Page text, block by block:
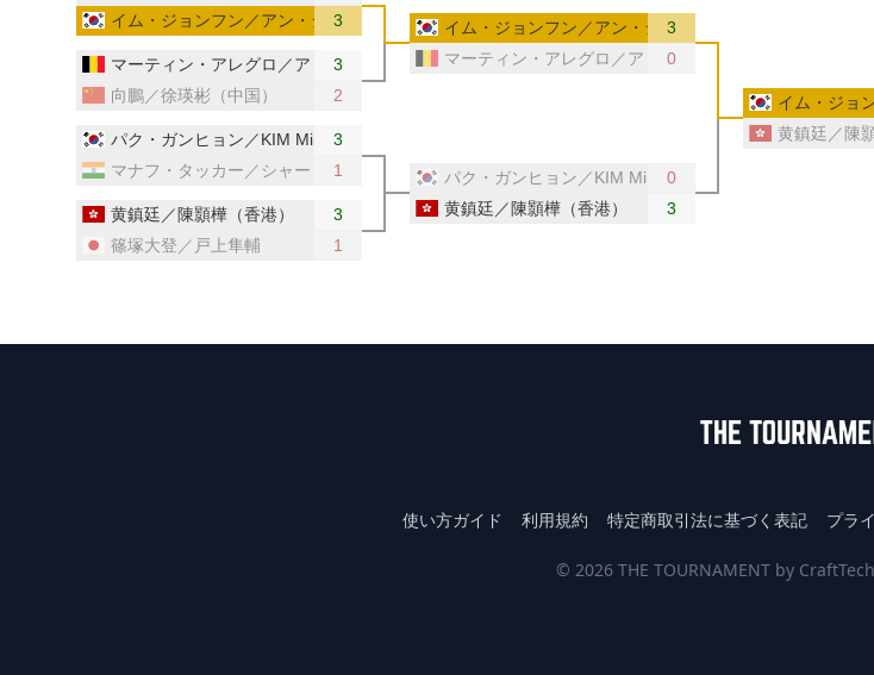
イム・ジョンフン／アン・ジェヒョン（韓国）
3
マーティン・アレグロ／アドリアン・ラッサンフォス（ベルギー）
3
向鵬／徐瑛彬（中国）
2
パク・ガンヒョン／KIM Minhyeok（韓国）
3
マナフ・タッカー／シャー（インド）
1
黄鎮廷／陳顥樺（香港）
3
篠塚大登／戸上隼輔
1
イム・ジョンフン／アン・ジェヒョン（韓国）
3
マーティン・アレグロ／アドリアン・ラッサンフォス（ベ
0
パク・ガンヒョン／KIM Minhyeok（韓国）
0
黄鎮廷／陳顥樺（香港）
3
イム・ジョ
黄鎮廷／陳
使い方ガイド 利用規約 特定商取引法に基づく表記 プラ
© 2026 THE TOURNAMENT by